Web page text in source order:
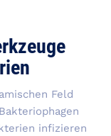
Feld
infizieren